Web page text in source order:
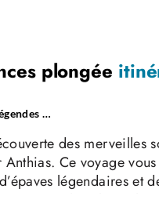
plongée
…
des merveilles
Ce voyage
légendaires et